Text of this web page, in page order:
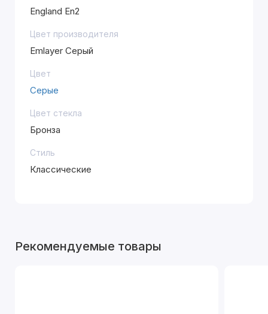
England En2
Цвет производителя
Emlayer Серый
Цвет
Серые
Цвет стекла
Бронза
Стиль
Классические
Рекомендуемые товары